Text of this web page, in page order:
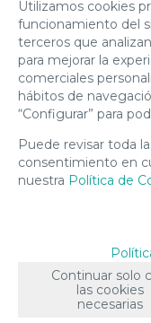
10,50
€
21.00%IVA
incluido
17825
Utilizamos cookies
funcionamiento del
terceros que
para mejorar la
comerciales
hábitos de
“Configurar” para
Puede revisar toda
consentimiento en
nuestra Política de
Continuar solo
las cookies
necesarias